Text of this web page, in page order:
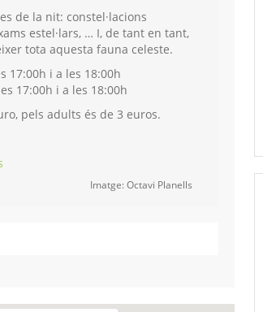
de la nit: constel·lacions
estel·lars, … I, de tant en tant,
tota aquesta fauna celeste.
17:00h i a les 18:00h
17:00h i a les 18:00h
pels adults és de 3 euros.
Imatge: Octavi Planells